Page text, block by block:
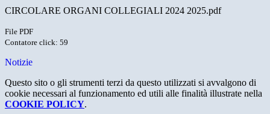
CIRCOLARE ORGANI COLLEGIALI 2024 2025.pdf
File PDF
Contatore click: 59
Notizie
Questo sito o gli strumenti terzi da questo utilizzati si avvalgono di
cookie necessari al funzionamento ed utili alle finalità illustrate nella
COOKIE POLICY.